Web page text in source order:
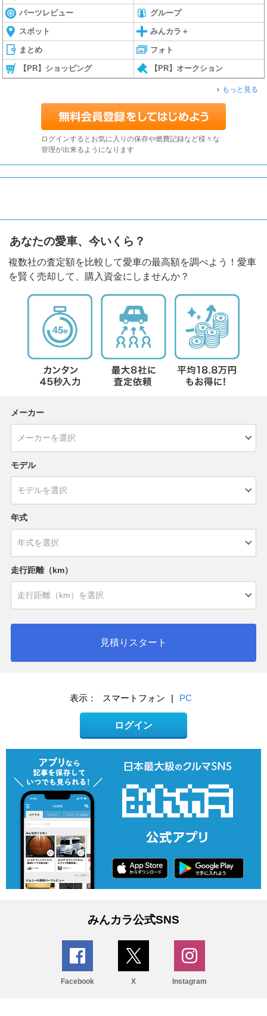
パーツレビュー グループ
スポット みんカラ＋
まとめ フォト
【PR】ショッピング 【PR】オークション
もっと見る
ログインするとお気に入りの保存や燃費記録など様々な
管理が出来るようになります
あなたの愛車、今いくら？
複数社の査定額を比較して愛車の最高額を調べよう！愛車
を賢く売却して、購入資金にしませんか？
メーカー
モデル
年式
走行距離（km）
見積りスタート
表示： スマートフォン PC
ログイン
みんカラ公式SNS
Facebook X Instagram